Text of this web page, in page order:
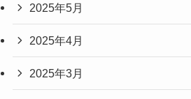
2025年5月
2025年4月
2025年3月